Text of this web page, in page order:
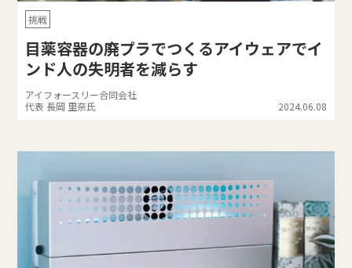
挑戦
目薬容器の廃プラでつくるアイウェアでイ
ンド人の失明者を減らす
アイフォースリー合同会社
代表 長岡 里奈氏
2024.06.08